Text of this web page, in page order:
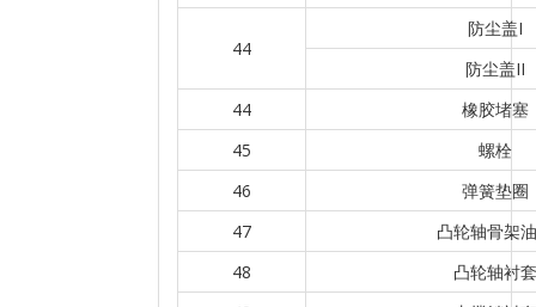
44
防尘盖I
防尘盖II
44
橡胶堵塞
45
螺栓
46
弹簧垫圈
47
凸轮轴骨架
48
凸轮轴衬套